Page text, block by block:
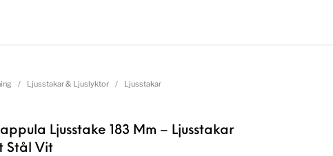
/ Ljusstakar & Ljuslyktor / Ljusstakar
Ljusstake 183 Mm – Ljusstakar
Stål Vit